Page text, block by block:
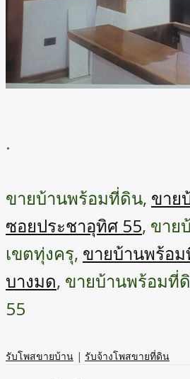
.
ขายบ้านพร้อมที่ดิน, ขาย
ซอยประชาอุทิศ 55, ขาย
เขตทุ่งครุ, ขายบ้านพร้อ
บางมด, ขายบ้านพร้อมที่
55
รับโพสขายบ้าน | รับจ้างโพสขายที่ดิน